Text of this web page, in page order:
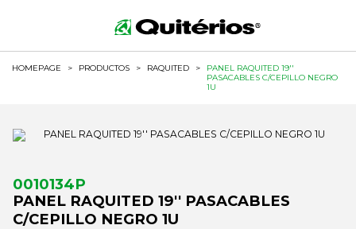
HOMEPAGE > PRODUCTOS > RAQUITED >
PANEL RAQUITED 19''
PASACABLES C/CEPILLO NEGRO
1U
0010134P
PANEL RAQUITED 19'' PASACABLES
C/CEPILLO NEGRO 1U